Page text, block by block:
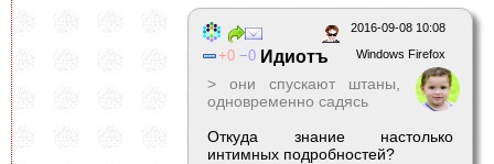
2016-09-08 10:08
Windows Firefox
0 0 Идиотъ
> они спускают штаны,
одновременно садясь
Откуда знание настолько
интимных подробностей?